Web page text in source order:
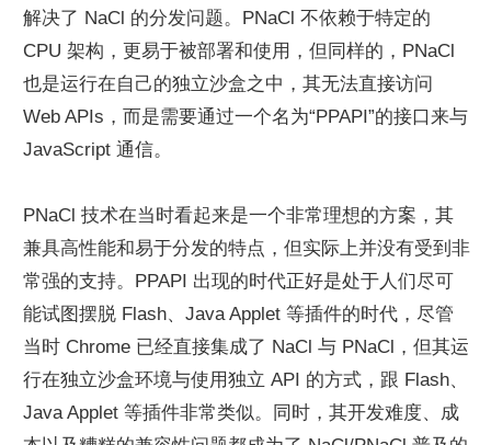
解决了 NaCl 的分发问题。PNaCl 不依赖于特定的
CPU 架构，更易于被部署和使用，但同样的，PNaCl
也是运行在自己的独立沙盒之中，其无法直接访问
Web APIs，而是需要通过一个名为“PPAPI”的接口来与
JavaScript 通信。
PNaCl 技术在当时看起来是一个非常理想的方案，其
兼具高性能和易于分发的特点，但实际上并没有受到非
常强的支持。PPAPI 出现的时代正好是处于人们尽可
能试图摆脱 Flash、Java Applet 等插件的时代，尽管
当时 Chrome 已经直接集成了 NaCl 与 PNaCl，但其运
行在独立沙盒环境与使用独立 API 的方式，跟 Flash、
Java Applet 等插件非常类似。同时，其开发难度、成